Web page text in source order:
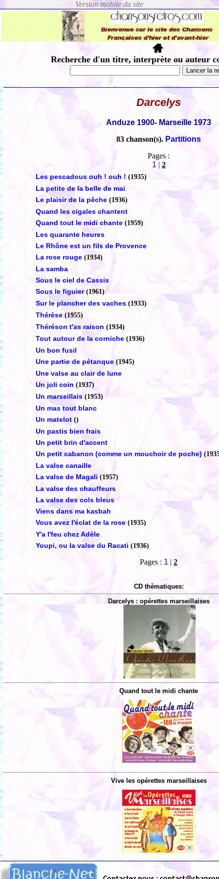
Recherche d'un titre, interprète ou auteur
Darcelys
Anduze 1900- Marseille 1973
83 chanson(s). Partitions
Pages :
1 | 2
Les pescadous ouh ! ouh ! (1935)
La petite de la belle de mai
Le plaisir de la pêche (1936)
Quand les cigales chantent
Quand tout le midi chante (1959)
Les quarante heures
Le Rhône est un fils de Provence
La rose rouge (1934)
La samba
Sous le ciel de Cassis
Sous le figuier (1961)
Sur le plancher des vaches (1933)
Thérèse (1955)
Théréson t'as raison (1934)
Tout autour de la corniche (1936)
Un bon fusil
Une partie de pétanque (1945)
Une valse au clair de lune
Un joli coin (1937)
Un marseillais (1953)
Un mas tout blanc
Un matelot ()
Un pastis bien frais
Un petit brin d'accent
Un petit cabanon (comme un mouchoir de poche)
La valse canaille
La valse de Magali (1957)
La valse des chauffeurs
La valse des cols bleus
Viens dans ma kasbah
Vous avez l'éclat de la rose (1935)
Y'a l'feu chez Adèle
Youpi, ou la valse du Racati (1936)
Pages : 1 |2
CD thèmatiques:
Darcelys : opérettes marseillaises
Quand tout le midi chante
Vive les opérettes marseillaises